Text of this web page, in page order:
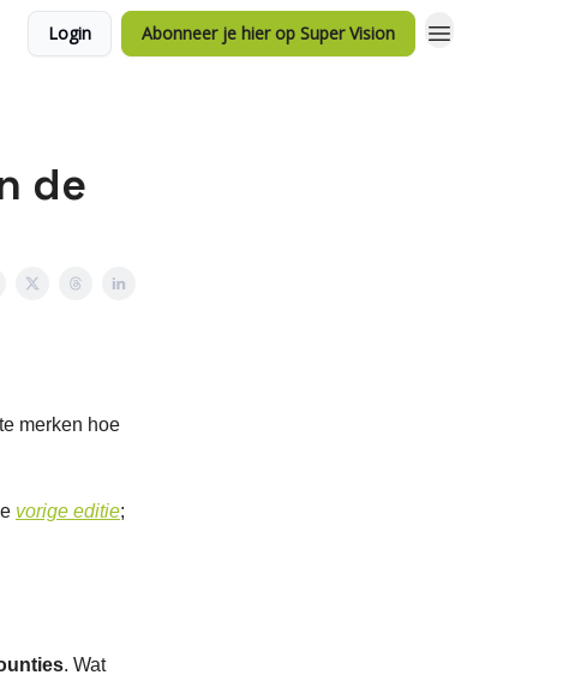
Login Abonneer je hier op Super Vision
de
merken hoe
vorige editie;
. Wat